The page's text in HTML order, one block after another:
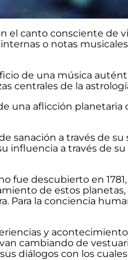
el canto consciente de
o notas
de una música
centrales de la
una aflicción
sanación a través de
influencia a través de
fue descubierto en
de estos
Para la conciencia
y
cambiando de
diálogos con los